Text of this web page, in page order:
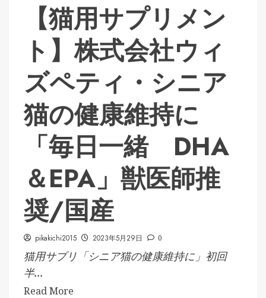
【猫用サプリメン
ト】株式会社ウィ
ズペティ・シニア
猫の健康維持に
「毎日一緒 DHA
＆EPA」獣医師推
奨/国産
pikakichi2015 2023年5月29日 0
猫用サプリ「シニア猫の健康維持に」初回
半...
Read More